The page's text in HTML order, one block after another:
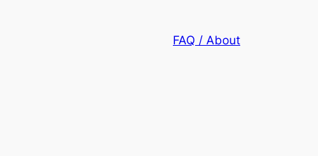
FAQ / About